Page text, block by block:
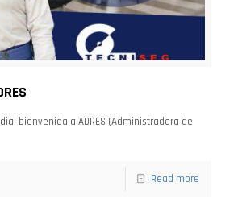
bienvenida a ADRES (Administradora de
Read more